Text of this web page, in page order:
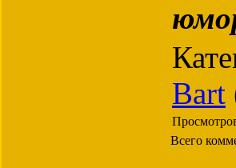
Bart
Всего